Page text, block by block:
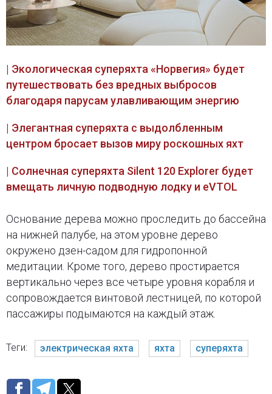
| Экологическая суперяхта «Норвегия» будет
путешествовать без вредных выбросов
благодаря парусам улавливающим энергию
| Элегантная суперяхта с выдолбленным
центром бросает вызов миру роскошных яхт
| Солнечная суперяхта Silent 120 Explorer будет
вмещать личную подводную лодку и eVTOL
Основание дерева можно проследить до бассейна
на нижней палубе, на этом уровне дерево
окружено дзен-садом для гидропонной
медитации. Кроме того, дерево простирается
вертикально через все четыре уровня корабля и
сопровождается винтовой лестницей, по которой
пассажиры подымаются на каждый этаж.
Теги: электрическая яхта яхта суперяхта